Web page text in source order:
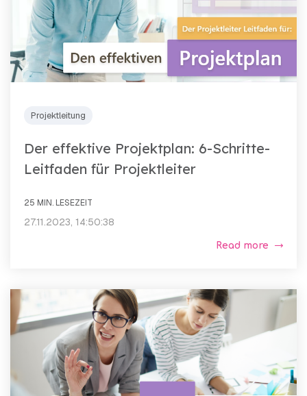
Projektleitung
Der effektive Projektplan: 6-Schritte-
Leitfaden für Projektleiter
25 MIN. LESEZEIT
27.11.2023, 14:50:38
Read more